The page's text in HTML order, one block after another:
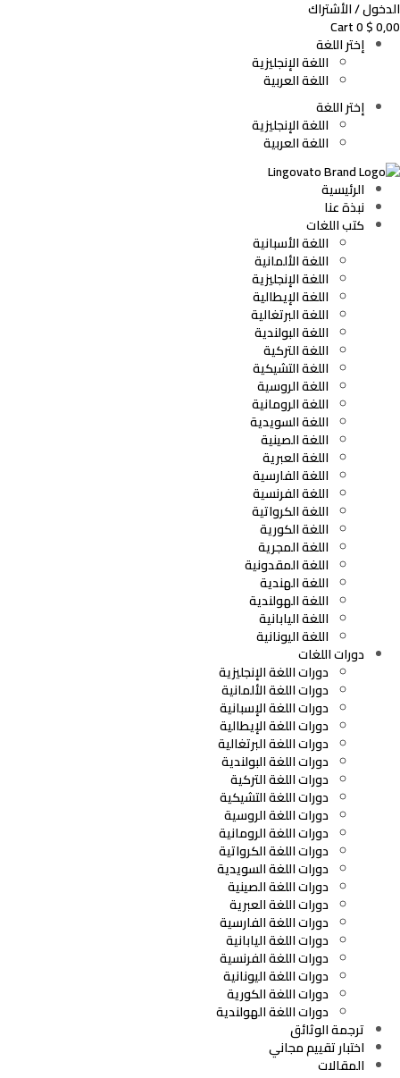
الدخول / الأشتراك
$0,00
0
Cart
إختر اللغة
اللغة الإنجليزية
اللغة العربية
إختر اللغة
اللغة الإنجليزية
اللغة العربية
الرئيسية
نبذة عنا
كتب اللغات
اللغة الأسبانية
اللغة الألمانية
اللغة الإنجليزية
اللغة الإيطالية
اللغة البرتغالية
اللغة البولندية
اللغة التركية
اللغة التشيكية
اللغة الروسية
اللغة الرومانية
اللغة السويدية
اللغة الصينية
اللغة العبرية
اللغة الفارسية
اللغة الفرنسية
اللغة الكرواتية
اللغة الكورية
اللغة المجرية
اللغة المقدونية
اللغة الهندية
اللغة الهولندية
اللغة اليابانية
اللغة اليونانية
دورات اللغات
دورات اللغة الإنجليزية
دورات اللغة الألمانية
دورات اللغة الإسبانية
دورات اللغة الإيطالية
دورات اللغة البرتغالية
دورات اللغة البولندية
دورات اللغة التركية
دورات اللغة التشيكية
دورات اللغة الروسية
دورات اللغة الرومانية
دورات اللغة الكرواتية
دورات اللغة السويدية
دورات اللغة الصينية
دورات اللغة العبرية
دورات اللغة الفارسية
دورات اللغة اليابانية
دورات اللغة الفرنسية
دورات اللغة اليونانية
دورات اللغة الكورية
دورات اللغة الهولندية
ترجمة الوثائق
اختبار تقييم مجاني
المقالات